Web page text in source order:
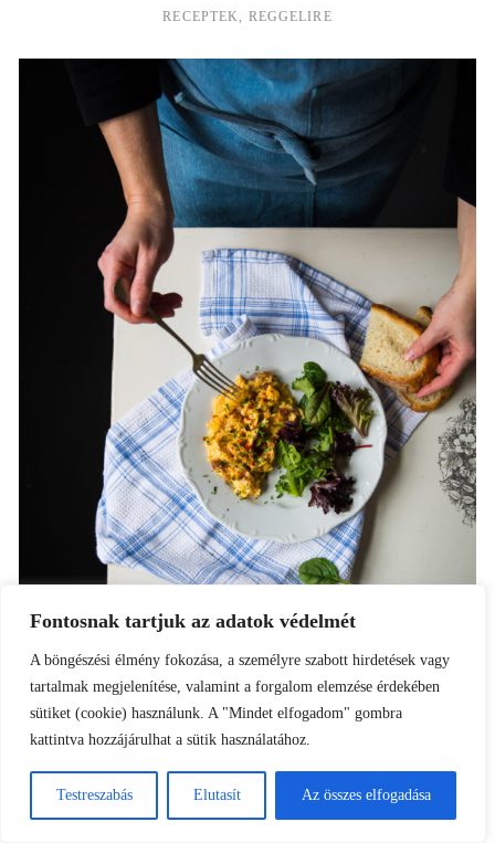
Fontosnak tartjuk az adatok védelmét
A böngészési élmény fokozása, a személyre szabott hirdetések vagy
tartalmak megjelenítése, valamint a forgalom elemzése érdekében
sütiket (cookie) használunk. A "Mindet elfogadom" gombra
kattintva hozzájárulhat a sütik használatához.
Testreszabás Elutasít Az összes elfogadása
RECEPTEK, REGGELIRE
Reggel tejfehér ködben ébredünk. A fény csak
árnyéka önmagának, valamiféle derengésben telik az